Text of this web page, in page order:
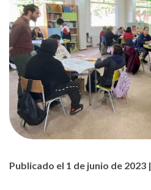
Publicado el 1 de junio de 2023 |